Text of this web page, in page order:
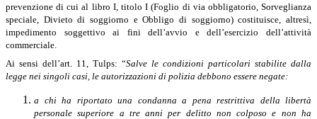
prevenzione di cui al libro I, titolo I (Foglio di via obbligatorio, Sorveglianza
speciale, Divieto di soggiorno e Obbligo di soggiorno) costituisce, altresì,
impedimento soggettivo ai fini dell’avvio e dell’esercizio dell’attività
commerciale.
Ai sensi dell’art. 11, Tulps: “Salve le condizioni particolari stabilite dalla
legge nei singoli casi, le autorizzazioni di polizia debbono essere negate:
a chi ha riportato una condanna a pena restrittiva della libertà
personale superiore a tre anni per delitto non colposo e non ha